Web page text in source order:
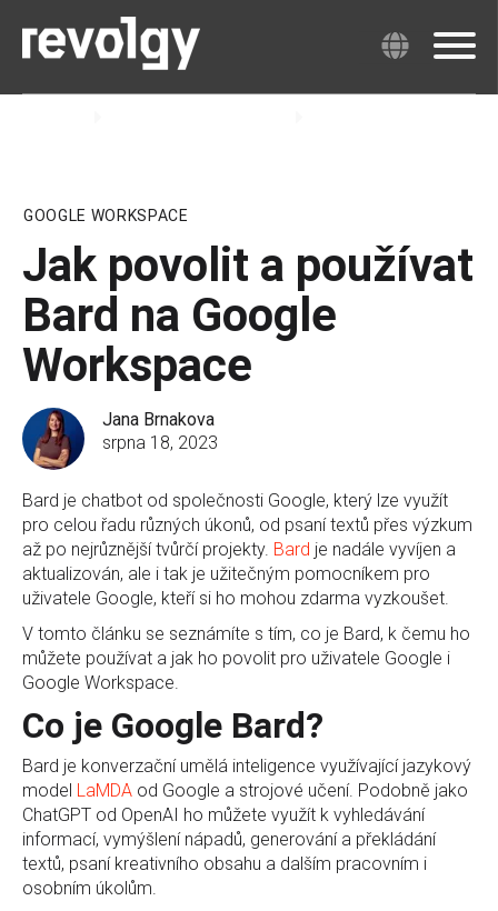
GOOGLE WORKSPACE
Jak povolit a používat
Bard na Google
Workspace
Jana Brnakova
srpna 18, 2023
Bard je chatbot od společnosti Google, který lze využít
pro celou řadu různých úkonů, od psaní textů přes výzkum
až po nejrůznější tvůrčí projekty. Bard je nadále vyvíjen a
aktualizován, ale i tak je užitečným pomocníkem pro
uživatele Google, kteří si ho mohou zdarma vyzkoušet.
V tomto článku se seznámíte s tím, co je Bard, k čemu ho
můžete používat a jak ho povolit pro uživatele Google i
Google Workspace.
Co je Google Bard?
Bard je konverzační umělá inteligence využívající jazykový
model LaMDA od Google a strojové učení. Podobně jako
ChatGPT od OpenAI ho můžete využít k vyhledávání
informací, vymýšlení nápadů, generování a překládání
textů, psaní kreativního obsahu a dalším pracovním i
osobním úkolům.